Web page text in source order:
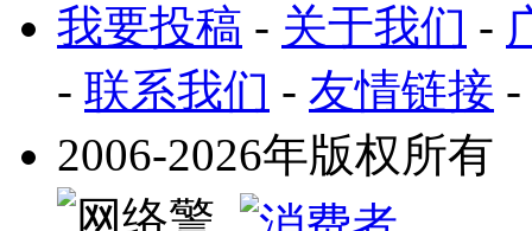
我要投稿 - 关于我们 -
- 联系我们 - 友情链接 -
2006-2026年版权所有